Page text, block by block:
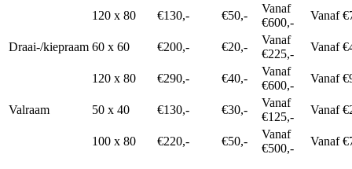
120 x 80 €130,- €50,-
Vanaf
€600,-
Vanaf
Draai-/kiepraam 60 x 60 €200,- €20,-
Vanaf
€225,-
Vanaf
120 x 80 €290,- €40,-
Vanaf
€600,-
Vanaf
Valraam 50 x 40 €130,- €30,-
Vanaf
€125,-
Vanaf
100 x 80 €220,- €50,-
Vanaf
€500,-
Vanaf